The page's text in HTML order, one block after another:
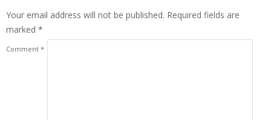
Your email address will not be published. Required fields are
marked *
Comment *